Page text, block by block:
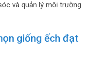
và quản lý môi trường
giống ếch đạt